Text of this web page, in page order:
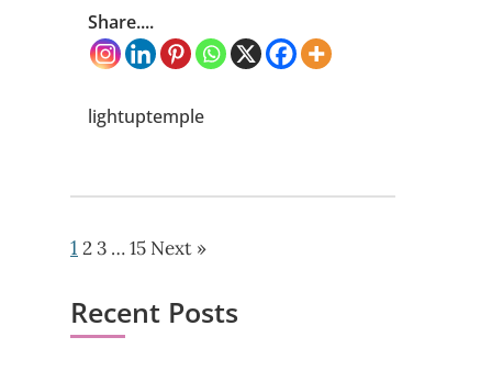
Share....
lightuptemple
1 2 3 …15 Next »
Recent Posts